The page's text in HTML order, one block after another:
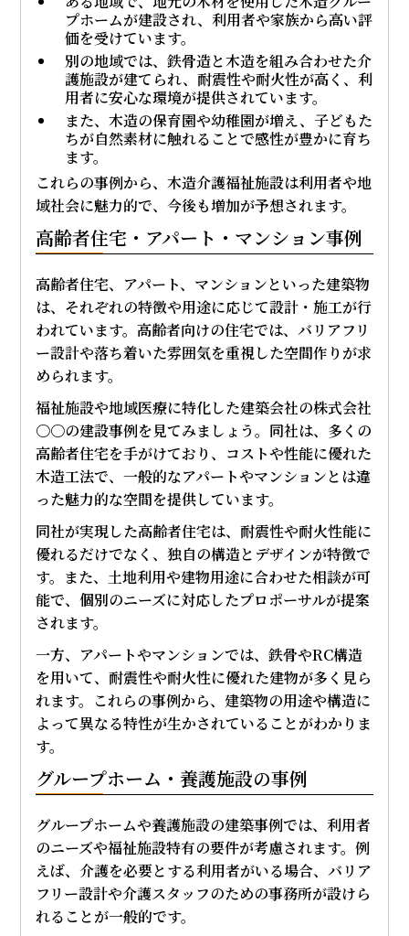
プホームが建設され、利用者や家族から高い評
価を受けています。
別の地域では、鉄骨造と木造を組み合わせた介
護施設が建てられ、耐震性や耐火性が高く、利
用者に安心な環境が提供されています。
また、木造の保育園や幼稚園が増え、子どもた
ちが自然素材に触れることで感性が豊かに育ち
ます。
これらの事例から、木造介護福祉施設は利用者や地
域社会に魅力的で、今後も増加が予想されます。
高齢者住宅・アパート・マンション事例
高齢者住宅、アパート、マンションといった建築物
は、それぞれの特徴や用途に応じて設計・施工が行
われています。高齢者向けの住宅では、バリアフリ
ー設計や落ち着いた雰囲気を重視した空間作りが求
められます。
福祉施設や地域医療に特化した建築会社の株式会社
〇〇の建設事例を見てみましょう。同社は、多くの
高齢者住宅を手がけており、コストや性能に優れた
木造工法で、一般的なアパートやマンションとは違
った魅力的な空間を提供しています。
同社が実現した高齢者住宅は、耐震性や耐火性能に
優れるだけでなく、独自の構造とデザインが特徴で
す。また、土地利用や建物用途に合わせた相談が可
能で、個別のニーズに対応したプロポーサルが提案
されます。
一方、アパートやマンションでは、鉄骨やRC構造
を用いて、耐震性や耐火性に優れた建物が多く見ら
れます。これらの事例から、建築物の用途や構造に
よって異なる特性が生かされていることがわかりま
す。
グループホーム・養護施設の事例
グループホームや養護施設の建築事例では、利用者
のニーズや福祉施設特有の要件が考慮されます。例
えば、介護を必要とする利用者がいる場合、バリア
フリー設計や介護スタッフのための事務所が設けら
れることが一般的です。